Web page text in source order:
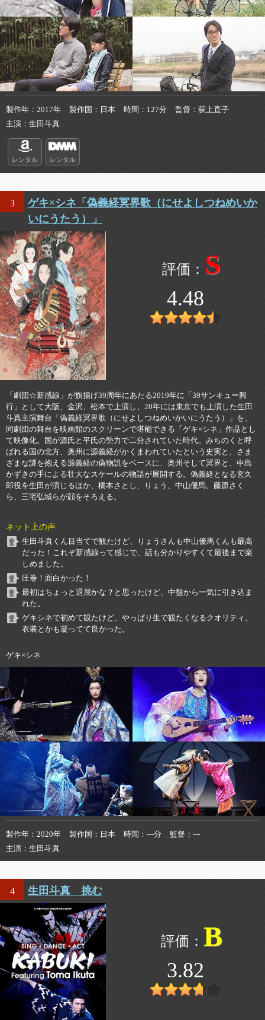
製作年 2017年 製作国 日本 時間 127分 監督
荻上直子
主演
生田斗真
レンタル レンタル
3
ゲキ×シネ「偽義経冥界歌（にせよしつねめいか
いにうたう）」
S
4.48
「劇団☆新感線」が旗揚げ39周年にあたる2019年に「39サンキュー興
行」として大阪、金沢、松本で上演し、20年には東京でも上演した生田
斗真主演舞台「偽義経冥界歌（にせよしつねめいかいにうたう）」を、
同劇団の舞台を映画館のスクリーンで堪能できる「ゲキ×シネ」作品とし
て映像化。国が源氏と平氏の勢力で二分されていた時代。みちのくと呼
ばれる国の北方、奥州に源義経がかくまわれていたという史実と、さま
ざまな謎を抱える源義経の偽物説をベースに、奥州そして冥界と、中島
かずきの手による壮大なスケールの物語が展開する。偽義経となる玄久
郎役を生田が演じるほか、橋本さとし、りょう、中山優馬、藤原さく
ら、三宅弘城らが顔をそろえる。
ネット上の声
生田斗真くん目当てで観たけど、りょうさんも中山優馬くんも最高
だった！これぞ新感線って感じで、話も分かりやすくて最後まで楽
しめました。
圧巻！面白かった！
最初はちょっと退屈かな？と思ったけど、中盤から一気に引き込ま
れた。
ゲキシネで初めて観たけど、やっぱり生で観たくなるクオリティ。
衣装とかも凝ってて良かった。
ゲキ×シネ
製作年 2020年 製作国 日本 時間 ---分 監督
---
主演
生田斗真
4 生田斗真 挑む
B
3.82